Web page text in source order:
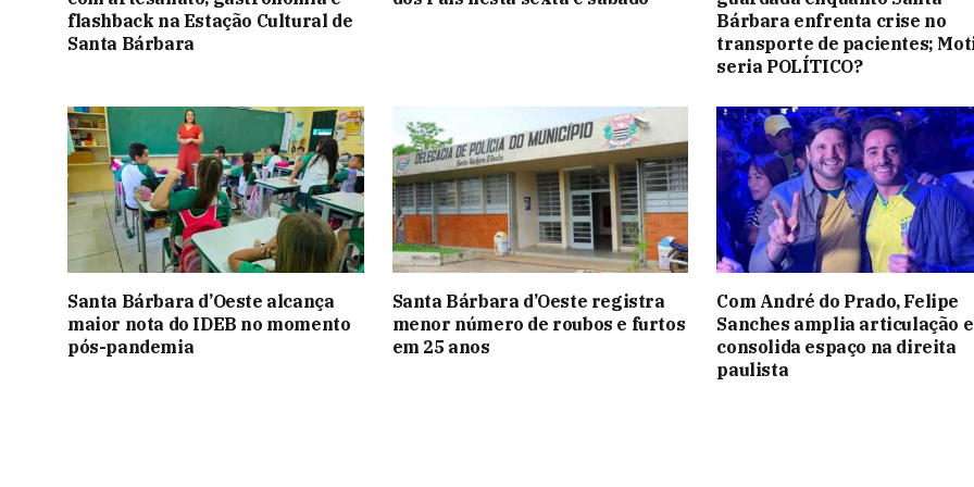
flashback na Estação Cultural de
Santa Bárbara
Bárbara enfrenta crise no
transporte de pacientes;
seria POLÍTICO?
Santa Bárbara d’Oeste alcança
maior nota do IDEB no momento
pós-pandemia
Santa Bárbara d’Oeste registra
menor número de roubos e furtos
em 25 anos
Com André do Prado, Felipe
Sanches amplia articulação e
consolida espaço na direita
paulista